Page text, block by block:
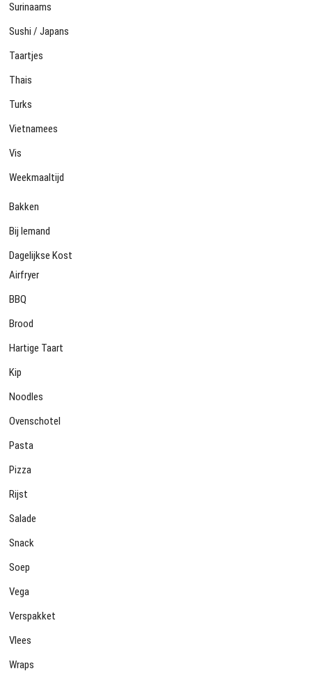
Surinaams
Sushi / Japans
Taartjes
Thais
Turks
Vietnamees
Vis
Weekmaaltijd
Bakken
Bij Iemand
Dagelijkse Kost
Airfryer
BBQ
Brood
Hartige Taart
Kip
Noodles
Ovenschotel
Pasta
Pizza
Rijst
Salade
Snack
Soep
Vega
Verspakket
Vlees
Wraps